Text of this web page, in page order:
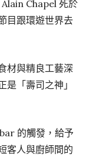
Chapel 死於
目跟環遊世界去
材與精良工藝深
「壽司之神」
的觸發，給予
客人與廚師間的